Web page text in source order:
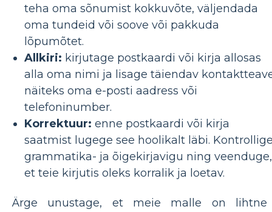
teha oma sõnumist kokkuvõte, väljendada
oma tundeid või soove või pakkuda
lõpumõtet.
Allkiri: kirjutage postkaardi või kirja allosas
alla oma nimi ja lisage täiendav
näiteks oma e-posti aadress või
telefoninumber.
Korrektuur: enne postkaardi või kirja
saatmist lugege see hoolikalt läbi.
grammatika- ja õigekirjavigu ning veenduge,
et teie kirjutis oleks korralik ja loetav.
Ärge unustage, et meie malle on lihtne